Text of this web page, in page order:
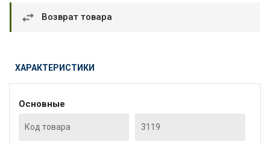
Возврат товара
ХАРАКТЕРИСТИКИ
Основные
Код товара 3119